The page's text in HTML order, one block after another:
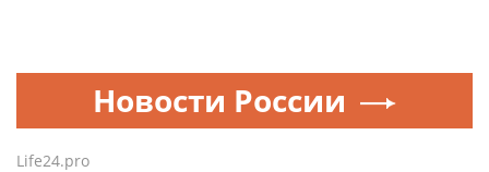
Новости России
Life24.pro